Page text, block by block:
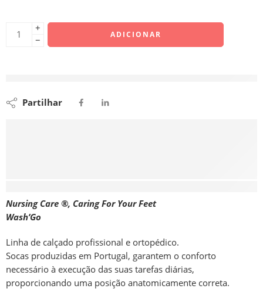
+
−
ADICIONAR
Partilhar
Nursing Care ®, Caring For Your Feet
Wash’Go
Linha de calçado profissional e ortopédico.
Socas produzidas em Portugal, garantem o conforto
necessário à execução das suas tarefas diárias,
proporcionando uma posição anatomicamente correta.